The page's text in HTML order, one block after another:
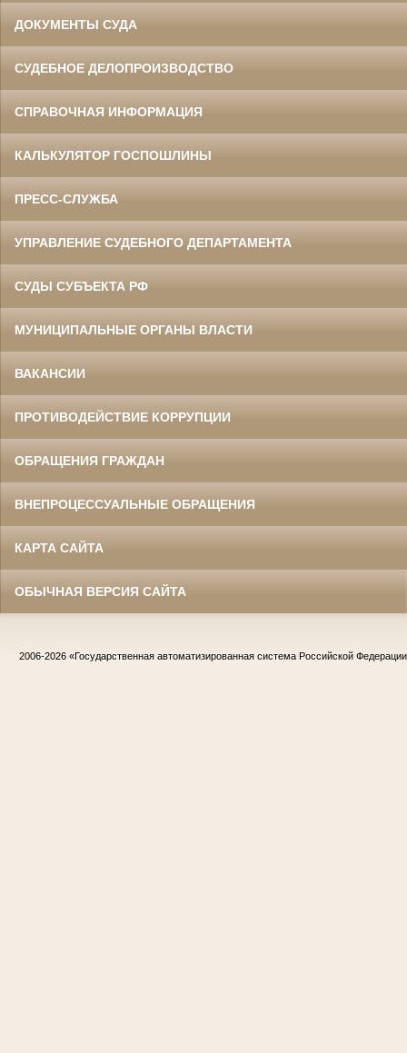
ДОКУМЕНТЫ СУДА
СУДЕБНОЕ ДЕЛОПРОИЗВОДСТВО
СПРАВОЧНАЯ ИНФОРМАЦИЯ
КАЛЬКУЛЯТОР ГОСПОШЛИНЫ
ПРЕСС-СЛУЖБА
УПРАВЛЕНИЕ СУДЕБНОГО ДЕПАРТАМЕНТА
СУДЫ СУБЪЕКТА РФ
МУНИЦИПАЛЬНЫЕ ОРГАНЫ ВЛАСТИ
ВАКАНСИИ
ПРОТИВОДЕЙСТВИЕ КОРРУПЦИИ
ОБРАЩЕНИЯ ГРАЖДАН
ВНЕПРОЦЕССУАЛЬНЫЕ ОБРАЩЕНИЯ
КАРТА САЙТА
ОБЫЧНАЯ ВЕРСИЯ САЙТА
2006-2026 «Государственная автоматизированная система Российской